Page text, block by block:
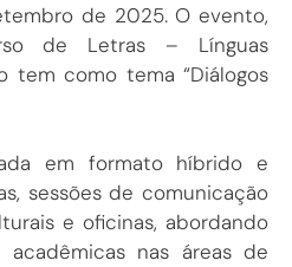
de 2025. O evento,
de Letras – Línguas
tem como tema “Diálogos
em formato híbrido e
sessões de comunicação
e oficinas, abordando
acadêmicas nas áreas de